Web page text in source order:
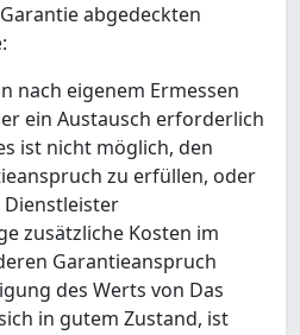
abgedeckten
nach eigenem Ermessen
ein Austausch erforderlich
ist nicht möglich, den
zu erfüllen, oder
Dienstleister
zusätzliche Kosten im
Garantieanspruch
des Werts von Das
in gutem Zustand, ist